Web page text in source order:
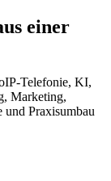
einer
Telefonie, KI,
Marketing,
und Praxisumbau